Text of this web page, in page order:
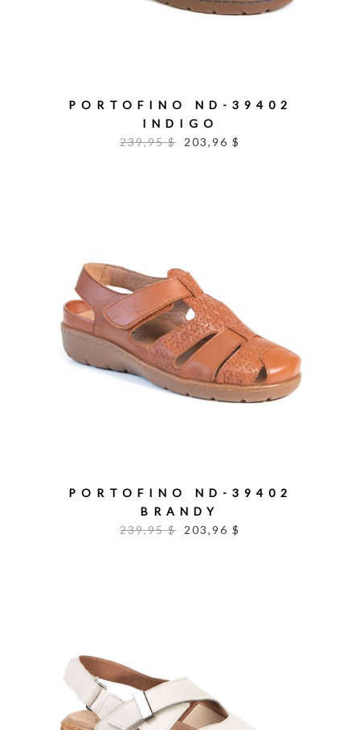
PORTOFINO ND-39402
INDIGO
239,95 $
203,96 $
PORTOFINO ND-39402
BRANDY
239,95 $
203,96 $